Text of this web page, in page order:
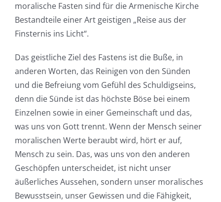
moralische Fasten sind für die Armenische Kirche
Bestandteile einer Art geistigen „Reise aus der
Finsternis ins Licht“.
Das geistliche Ziel des Fastens ist die Buße, in
anderen Worten, das Reinigen von den Sünden
und die Befreiung vom Gefühl des Schuldigseins,
denn die Sünde ist das höchste Böse bei einem
Einzelnen sowie in einer Gemeinschaft und das,
was uns von Gott trennt. Wenn der Mensch seiner
moralischen Werte beraubt wird, hört er auf,
Mensch zu sein. Das, was uns von den anderen
Geschöpfen unterscheidet, ist nicht unser
äußerliches Aussehen, sondern unser moralisches
Bewusstsein, unser Gewissen und die Fähigkeit,